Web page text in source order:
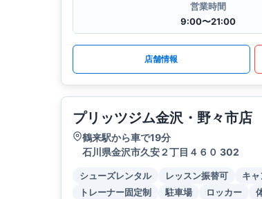
営業時間
9:00〜21:00
店舗情報
プリッツジム金沢・野々市店
鶴来駅から車で19分
石川県金沢市久安２丁目４６０ 302
シューズレンタル レッスン振替可 キ
トレーナー固定制
駐車場 ロッカー